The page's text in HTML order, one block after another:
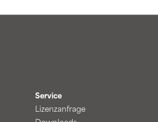
Service
Lizenzanfrage